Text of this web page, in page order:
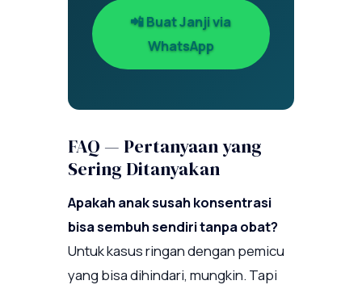
📲 Buat Janji via
WhatsApp
FAQ — Pertanyaan yang
Sering Ditanyakan
Apakah anak susah konsentrasi
bisa sembuh sendiri tanpa obat?
Untuk kasus ringan dengan pemicu
yang bisa dihindari, mungkin. Tapi